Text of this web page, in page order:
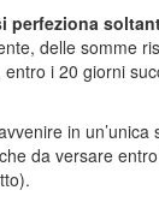
perfeziona
delle somme
i 20 giorni
in
da versare